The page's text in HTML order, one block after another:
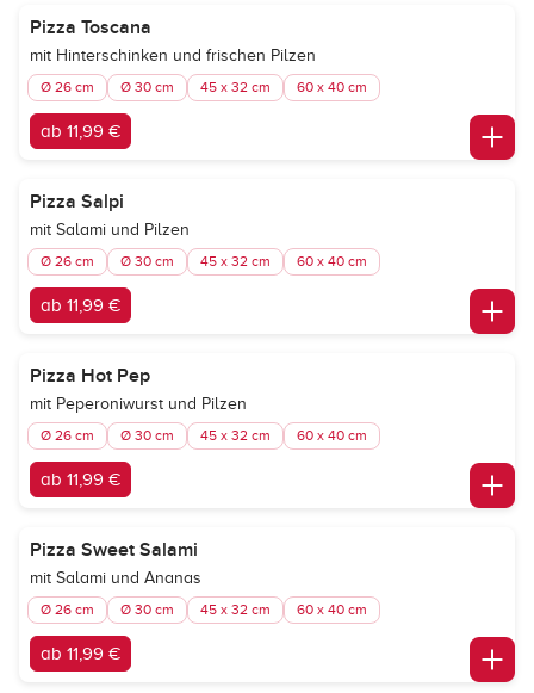
Pizza Toscana
mit Hinterschinken und frischen Pilzen
Ø 26 cm Ø 30 cm 45 x 32 cm 60 x 40 cm
ab 11,99 €
Pizza Salpi
mit Salami und Pilzen
Ø 26 cm Ø 30 cm 45 x 32 cm 60 x 40 cm
ab 11,99 €
Pizza Hot Pep
mit Peperoniwurst und Pilzen
Ø 26 cm Ø 30 cm 45 x 32 cm 60 x 40 cm
ab 11,99 €
Pizza Sweet Salami
mit Salami und Ananas
Ø 26 cm Ø 30 cm 45 x 32 cm 60 x 40 cm
ab 11,99 €